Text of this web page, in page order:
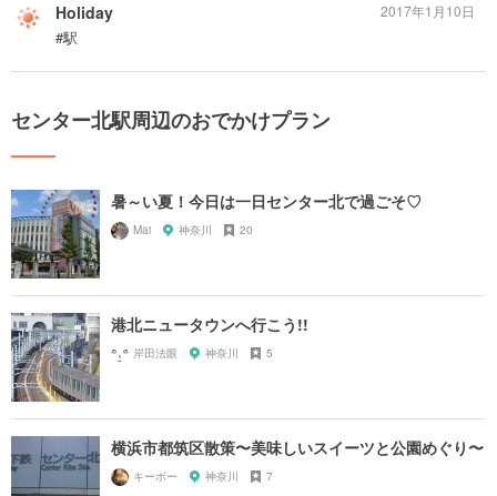
Holiday
#駅
2017年1月10日
センター北駅周辺のおでかけプラン
暑～い夏！今日は一日センター北で過ごそ♡
Mai 神奈川 20
港北ニュータウンへ行こう!!
岸田法眼 神奈川 5
横浜市都筑区散策〜美味しいスイーツと公園めぐり〜
キーボー 神奈川 7